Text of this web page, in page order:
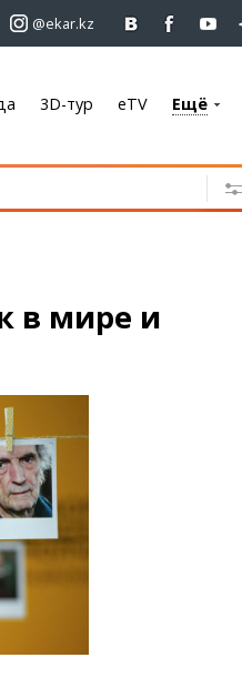
@ekar.kz
3D-тур eTV Ещё
в мире и